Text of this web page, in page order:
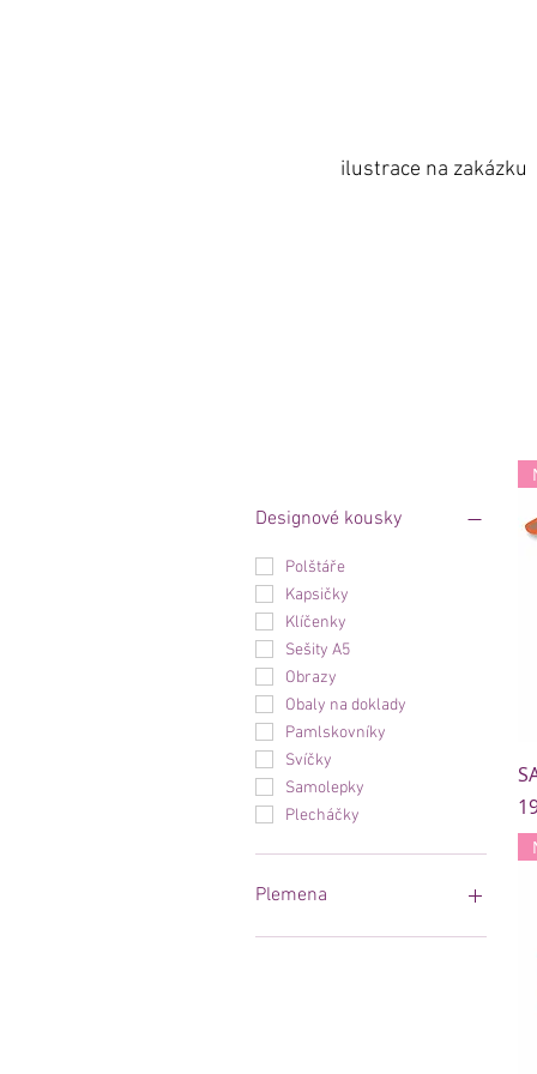
ilustrace na zakázku
Designové kousky
Polštáře
Kapsičky
Klíčenky
Sešity A5
Obrazy
Obaly na doklady
Pamlskovníky
Svíčky
Samolepky
Plecháčky
Plemena
Vizsla